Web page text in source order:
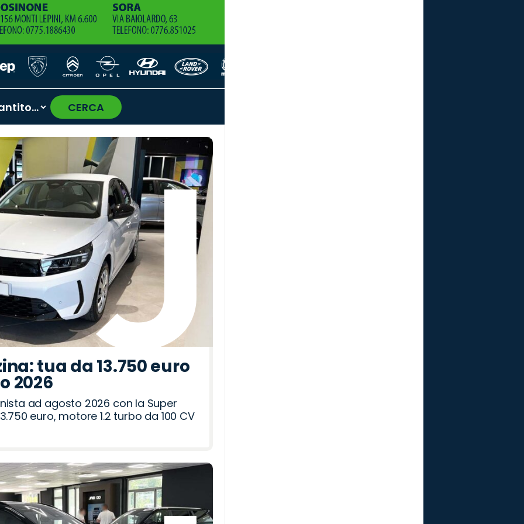
CERCA
›
tua da 13.750 euro
2026
ad agosto 2026 con la Super
euro, motore 1.2 turbo da 100 CV